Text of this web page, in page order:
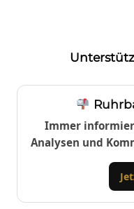
Immer
Analysen und